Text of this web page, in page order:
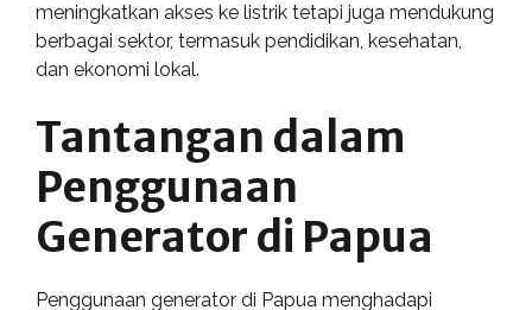
meningkatkan akses ke listrik tetapi juga mendukung
berbagai sektor, termasuk pendidikan, kesehatan,
dan ekonomi lokal.
Tantangan dalam
Penggunaan
Generator di Papua
Penggunaan generator di Papua menghadapi